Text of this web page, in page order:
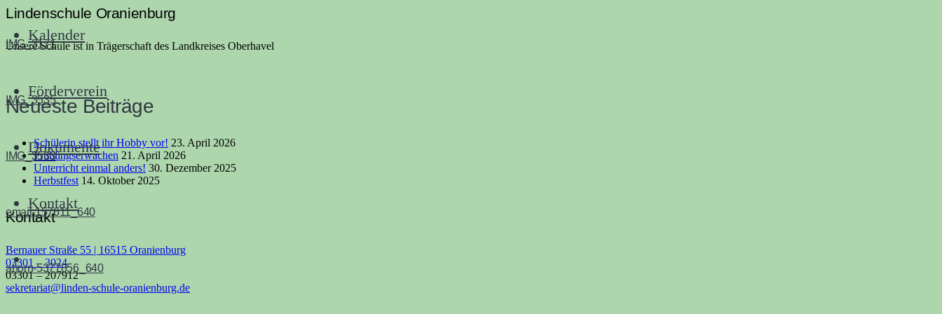
Kalender
Förderverein
Dokumente
Kontakt
IMG_3171
IMG_3535
IMG_3533
email-157611_640
ahorn-5377856_640
Lindenschule Oranienburg
Unsere Schule ist in Trägerschaft des Landkreises Oberhavel
Neueste Beiträge
Schülerin stellt ihr Hobby vor! 23. April 2026
Frühlingserwachen 21. April 2026
Unterricht einmal anders! 30. Dezember 2025
Herbstfest 14. Oktober 2025
Kontakt
Bernauer Straße 55 | 16515 Oranienburg
03301 – 3024
03301 – 207912
sekretariat@linden-schule-oranienburg.de